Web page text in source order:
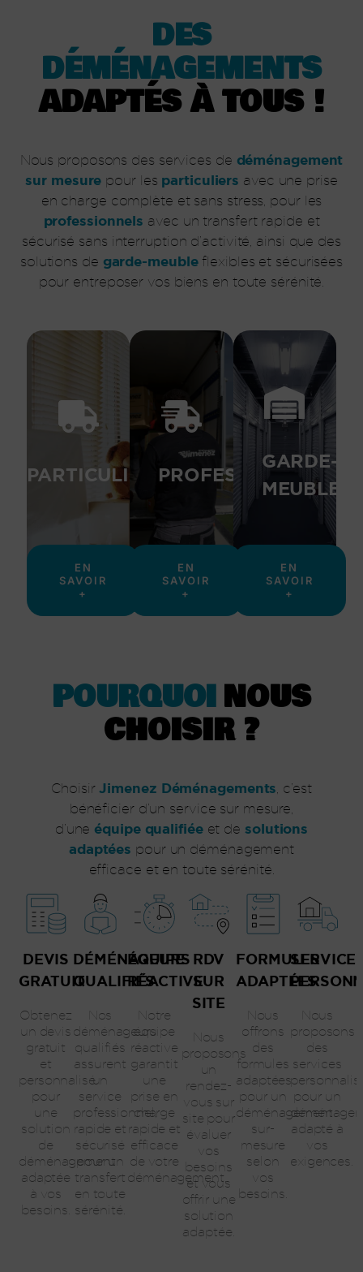
DES
DÉMÉNAGEMENTS
ADAPTÉS À TOUS !
Nous proposons des services de déménagement
sur mesure pour les particuliers avec une prise
en charge complète et sans stress, pour les
professionnels avec un transfert rapide et
sécurisé sans interruption d’activité, ainsi que des
solutions de garde-meubleflexibles et sécurisées
pour entreposer vos biens en toute sérénité.
PARTICULIERS
Nous
vous
du
premier
votre
nouveau
foyer.
habitez la
ville rose
que vous
souhaitez
installer,
proposons
des
formules
adaptées
à vos
besoins
pour un
en toute
sécurité...
EN
SAVOIR
+
PROFESSIONNELS
Petite
entreprise
? Nous
proposons
solutions
besoins
pour
assurer
un
déménagement
permettant
activité
de
reprendre
sans
encombre.
EN
SAVOIR
+
GARDE-
MEUBLE
déménagement
gardiennage
? Nos
services
sauront
répondre
à vos
attentes
et
besoins.
Nous
pourrons
vous
la
solution
la plus
adaptée
à votre
demande.
EN
SAVOIR
+
POURQUOINOUS
CHOISIR ?
ChoisirJimenez Déménagements, c’est
bénéficier d’un service sur mesure,
d’une équipe qualifiéeet de solutions
adaptées pour un déménagement
efficace et en toute sérénité.
DEVIS
GRATUIT
Obtenez
un devis
gratuit
et
personnalisé
pour
une
solution
de
déménagement
adaptée
à vos
besoins.
DÉMÉNAGEURS
QUALIFIÉS
Nos
déménageurs
qualifiés
assurent
un
service
professionnel,
rapide et
sécurisé
pour un
transfert
en toute
sérénité.
ÉQUIPE
RÉACTIVE
Notre
équipe
réactive
garantit
une
prise en
charge
rapide et
efficace
de votre
déménagement.
RDV
SUR
SITE
Nous
proposons
un
rendez-
vous sur
site pour
évaluer
vos
besoins
et vous
offrir une
solution
adaptée.
FORMULES
ADAPTÉES
Nous
offrons
des
formules
adaptées
pour un
déménagement
sur-
mesure
selon
vos
besoins.
SERVICE
Nous
proposons
des
services
pour un
adapté à
vos
exigences.